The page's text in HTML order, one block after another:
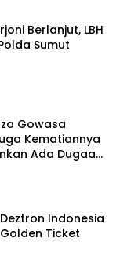
Berlanjut, LBH
Sumut
Gowasa
Kematiannya
Ada Dugaan
Indonesia
Ticket